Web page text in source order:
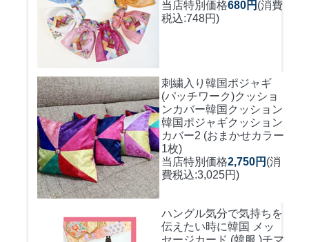
当店特別価格680円 (消費
税込:748円)
刺繍入り韓国ポジャギ
(パッチワーク)クッショ
ンカバー韓国クッション
韓国ポジャギクッション
カバー2 (おまかせカラー
1枚)
当店特別価格2,750円 (消
費税込:3,025円)
ハングル気分で気持ちを
伝えたい時に韓国 メッ
セージカード (韓服 )チマ